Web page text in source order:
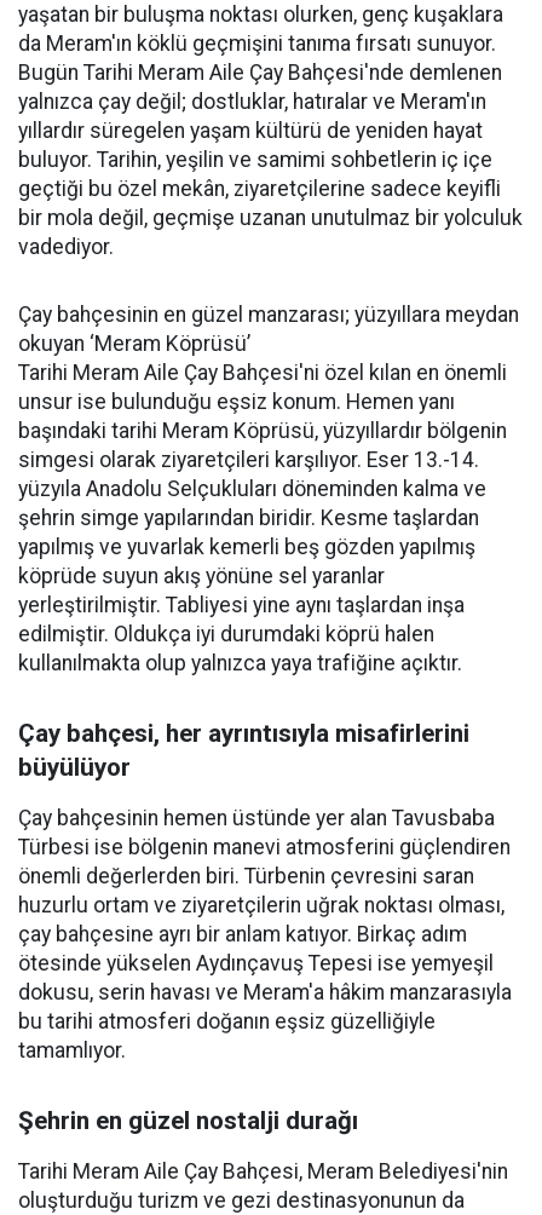
yaşatan bir buluşma noktası olurken, genç kuşaklara
da Meram'ın köklü geçmişini tanıma fırsatı sunuyor.
Bugün Tarihi Meram Aile Çay Bahçesi'nde demlenen
yalnızca çay değil; dostluklar, hatıralar ve Meram'ın
yıllardır süregelen yaşam kültürü de yeniden hayat
buluyor. Tarihin, yeşilin ve samimi sohbetlerin iç içe
geçtiği bu özel mekân, ziyaretçilerine sadece keyifli
bir mola değil, geçmişe uzanan unutulmaz bir yolculuk
vadediyor.
Çay bahçesinin en güzel manzarası; yüzyıllara meydan
okuyan ‘Meram Köprüsü’
Tarihi Meram Aile Çay Bahçesi'ni özel kılan en önemli
unsur ise bulunduğu eşsiz konum. Hemen yanı
başındaki tarihi Meram Köprüsü, yüzyıllardır bölgenin
simgesi olarak ziyaretçileri karşılıyor. Eser 13.-14.
yüzyıla Anadolu Selçukluları döneminden kalma ve
şehrin simge yapılarından biridir. Kesme taşlardan
yapılmış ve yuvarlak kemerli beş gözden yapılmış
köprüde suyun akış yönüne sel yaranlar
yerleştirilmiştir. Tabliyesi yine aynı taşlardan inşa
edilmiştir. Oldukça iyi durumdaki köprü halen
kullanılmakta olup yalnızca yaya trafiğine açıktır.
Çay bahçesi, her ayrıntısıyla misafirlerini
büyülüyor
Çay bahçesinin hemen üstünde yer alan Tavusbaba
Türbesi ise bölgenin manevi atmosferini güçlendiren
önemli değerlerden biri. Türbenin çevresini saran
huzurlu ortam ve ziyaretçilerin uğrak noktası olması,
çay bahçesine ayrı bir anlam katıyor. Birkaç adım
ötesinde yükselen Aydınçavuş Tepesi ise yemyeşil
dokusu, serin havası ve Meram'a hâkim manzarasıyla
bu tarihi atmosferi doğanın eşsiz güzelliğiyle
tamamlıyor.
Şehrin en güzel nostalji durağı
Tarihi Meram Aile Çay Bahçesi, Meram Belediyesi'nin
oluşturduğu turizm ve gezi destinasyonunun da